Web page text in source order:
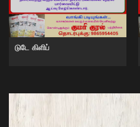
டுடே கிளிப்